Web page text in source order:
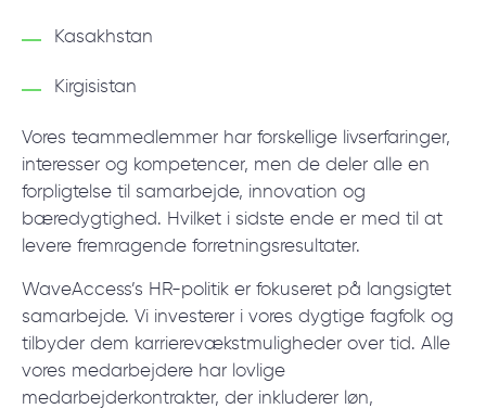
Kasakhstan
Kirgisistan
Vores teammedlemmer har forskellige livserfaringer,
interesser og kompetencer, men de deler alle en
forpligtelse til samarbejde, innovation og
bæredygtighed. Hvilket i sidste ende er med til at
levere fremragende forretningsresultater.
WaveAccess’s HR-politik er fokuseret på langsigtet
samarbejde. Vi investerer i vores dygtige fagfolk og
tilbyder dem karrierevækstmuligheder over tid. Alle
vores medarbejdere har lovlige
medarbejderkontrakter, der inkluderer løn,